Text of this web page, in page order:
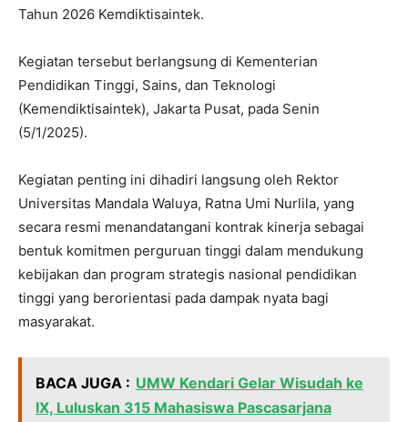
Tahun 2026 Kemdiktisaintek.
Kegiatan tersebut berlangsung di Kementerian
Pendidikan Tinggi, Sains, dan Teknologi
(Kemendiktisaintek), Jakarta Pusat, pada Senin
(5/1/2025).
Kegiatan penting ini dihadiri langsung oleh Rektor
Universitas Mandala Waluya, Ratna Umi Nurlila, yang
secara resmi menandatangani kontrak kinerja sebagai
bentuk komitmen perguruan tinggi dalam mendukung
kebijakan dan program strategis nasional pendidikan
tinggi yang berorientasi pada dampak nyata bagi
masyarakat.
BACA JUGA : UMW Kendari Gelar Wisudah ke
IX, Luluskan 315 Mahasiswa Pascasarjana